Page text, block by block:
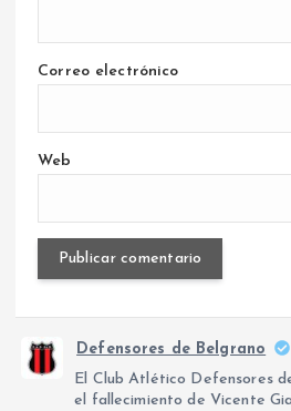
Correo electrónico
Web
Defensores de Belgrano
El Club Atlético Defensores
el fallecimiento de Vicente